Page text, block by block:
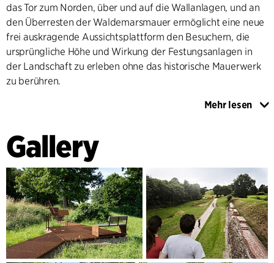
das Tor zum Norden, über und auf die Wallanlagen, und an
den Überresten der Waldemarsmauer ermöglicht eine neue
frei auskragende Aussichtsplattform den Besuchern, die
ursprüngliche Höhe und Wirkung der Festungsanlagen in
der Landschaft zu erleben ohne das historische Mauerwerk
zu berühren.
Nahe der rekonstruierten Schanze 14 wird ein Infopavillon
veranschaulichen Interpretationspunkte die Erscheinung der
Wälle in den verschiedenen historischen Epochen, ergänzt
durch Sitzgelegenheiten.
Neben der Besucherlenkung im Archäologischen Park legt
das weitere Landschaftskonzept den Schwerpunkt auf die
Aufwertung der Naturwerte des Gebiets, z.B. durch die
Schaffung eines neuen Feuchtgebiets am Dannewerker See,
und auf die Verbesserung von Aktivitätsbereichen,
Mehr lesen
Gallery